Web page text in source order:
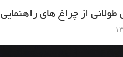
از چراغ های راهنمایی